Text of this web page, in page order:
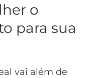
o
para sua
vai além de